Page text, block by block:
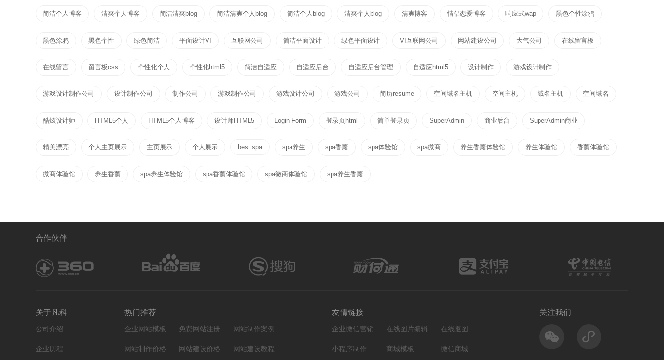
简洁个人博客 清爽个人博客 简洁清爽blog 简洁清爽个人blog 简洁个人blog 清爽个人blog 清爽博客 情侣恋爱博客 响应式wap 黑色个性涂鸦
黑色涂鸦 黑色个性 绿色简洁 平面设计VI 互联网公司 简洁平面设计 绿色平面设计 VI互联网公司 网站建设公司 大气公司 在线留言板
在线留言 留言板css 个性化个人 个性化html5 简洁自适应 自适应后台 自适应后台管理 自适应html5 设计制作 游戏设计制作
游戏设计制作公司 设计制作公司 制作公司 游戏制作公司 游戏设计公司 游戏公司 简历resume 空间域名主机 空间主机 域名主机 空间域名
酷炫设计师 HTML5个人 HTML5个人博客 设计师HTML5 Login Form 登录页html 简单登录页 SuperAdmin 商业后台 SuperAdmin商业
精美漂亮 个人主页展示 主页展示 个人展示 best spa spa养生 spa香薰 spa体验馆 spa微商 养生香薰体验馆 养生体验馆 香薰体验馆
微商体验馆 养生香薰 spa养生体验馆 spa香薰体验馆 spa微商体验馆 spa养生香薰
合作伙伴
关于凡科
公司介绍
企业历程
热门推荐
企业网站模板 免费网站注册 网站制作案例
网站制作价格 网站建设价格 网站建设教程
友情链接
企业微信营销系统 在线图片编辑 在线抠图
小程序制作 商城模板 微信商城
关注我们